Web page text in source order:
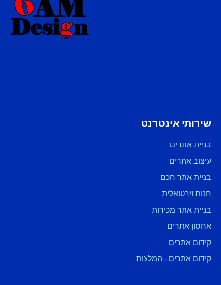
שירותי אינטרנט
בניית אתרים
עיצוב אתרים
בניית אתר חכם
חנות וירטואלית
בניית אתר מכירות
אחסון אתרים
קידום אתרים
קידום אתרים - המלצות